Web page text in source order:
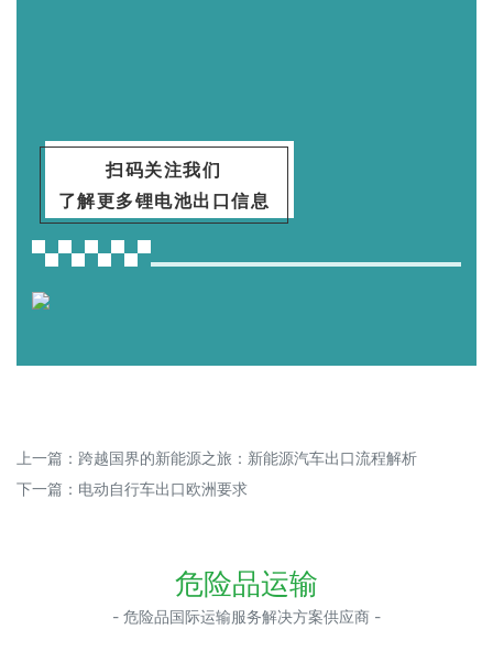
扫码关注我们
了解更多锂电池出口信息
上一篇： 跨越国界的新能源之旅：新能源汽车出口流程解析
下一篇： 电动自行车出口欧洲要求
危险品运输
- 危险品国际运输服务解决方案供应商 -